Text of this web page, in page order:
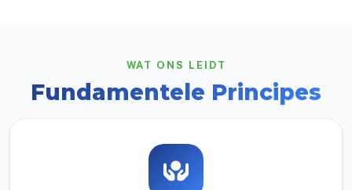
WAT ONS LEIDT
Fundamentele Principes